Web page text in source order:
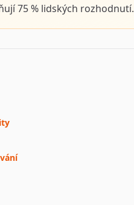
75 % lidských rozhodnutí.